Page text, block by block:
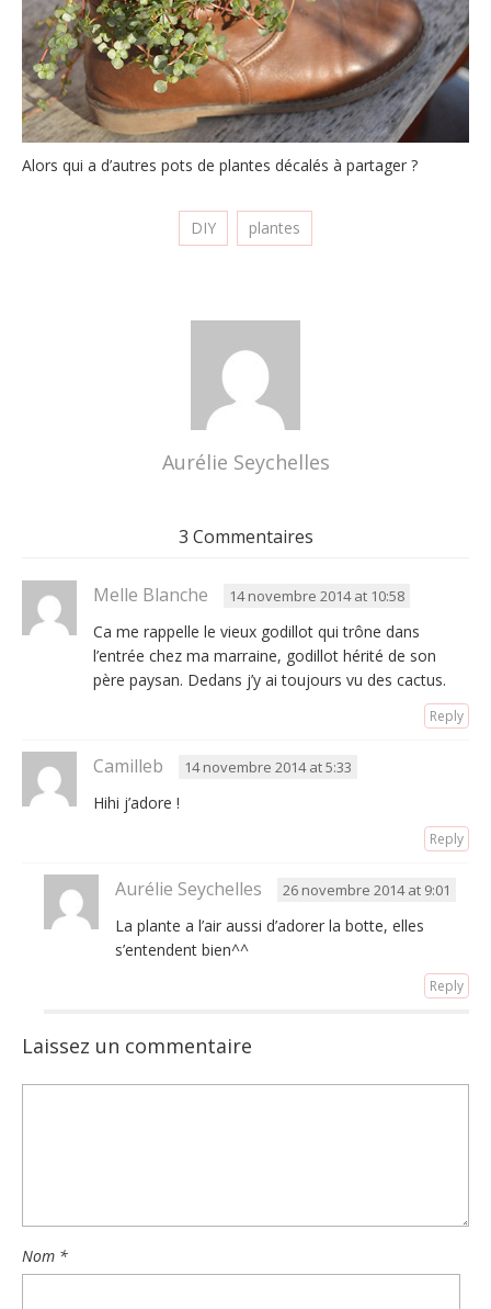
Alors qui a d’autres pots de plantes décalés à partager ?
DIY plantes
Aurélie Seychelles
3 Commentaires
Melle Blanche 14 novembre 2014 at 10:58
Ca me rappelle le vieux godillot qui trône dans
l’entrée chez ma marraine, godillot hérité de son
père paysan. Dedans j’y ai toujours vu des cactus.
Reply
Camilleb 14 novembre 2014 at 5:33
Hihi j’adore !
Reply
Aurélie Seychelles 26 novembre 2014 at 9:01
La plante a l’air aussi d’adorer la botte, elles
s’entendent bien^^
Reply
Laissez un commentaire
Nom *